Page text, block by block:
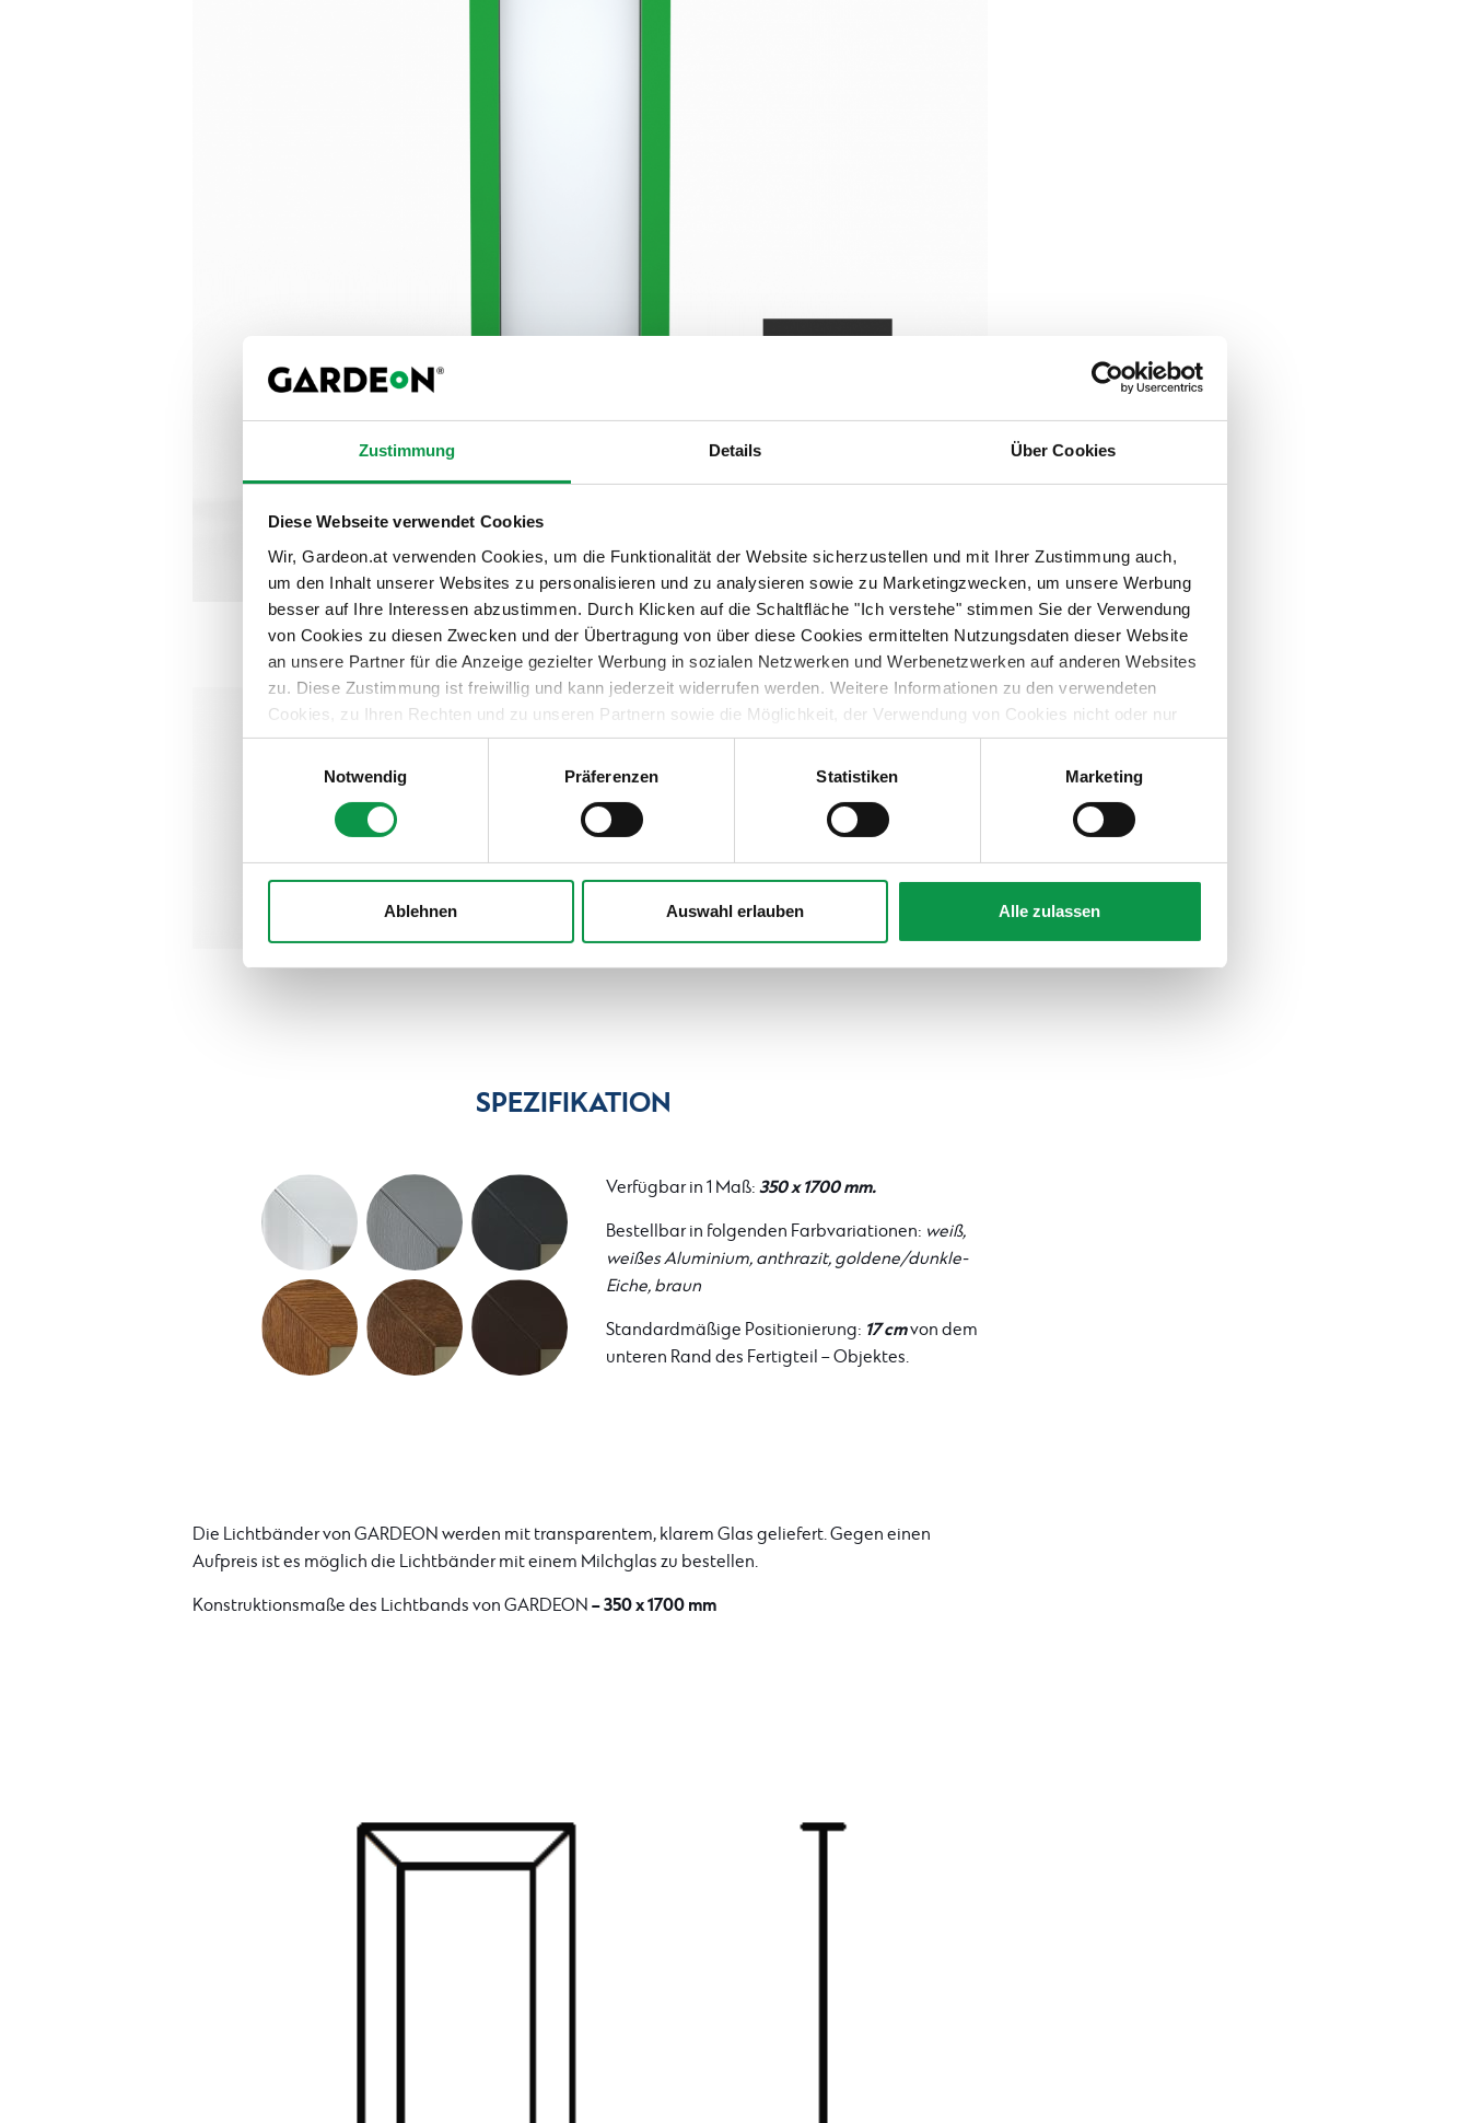
Zustimmung Details Über Cookies
Diese Webseite verwendet Cookies
Wir, Gardeon.at verwenden Cookies, um die Funktionalität der Website sicherzustellen und mit Ihrer Zustimmung auch,
um den Inhalt unserer Websites zu personalisieren und zu analysieren sowie zu Marketingzwecken, um unsere Werbung
besser auf Ihre Interessen abzustimmen. Durch Klicken auf die Schaltfläche "Ich verstehe" stimmen Sie der Verwendung
von Cookies zu diesen Zwecken und der Übertragung von über diese Cookies ermittelten Nutzungsdaten dieser Website
an unsere Partner für die Anzeige gezielter Werbung in sozialen Netzwerken und Werbenetzwerken auf anderen Websites
zu. Diese Zustimmung ist freiwillig und kann jederzeit widerrufen werden. Weitere Informationen zu den verwendeten
Cookies, zu Ihren Rechten und zu unseren Partnern sowie die Möglichkeit, der Verwendung von Cookies nicht oder nur
teilweise zuzustimmen, finden Sie unter dem Link „Detaillierte Einstellungen“.
Notwendig
Präferenzen Statistiken Marketing
Ablehnen Auswahl erlauben Alle zulassen
SPEZIFIKATION
Verfügbar in 1 Maß:350 x 1700 mm.
Bestellbar in folgenden Farbvariationen: weiß,
weißes Aluminium, anthrazit, goldene/dunkle-
Eiche, braun
Standardmäßige Positionierung: 17 cmvon dem
unteren Rand des Fertigteil – Objektes.
Die Lichtbänder von GARDEON werden mit transparentem, klarem Glas geliefert. Gegen einen
Aufpreis ist es möglich die Lichtbänder mit einem Milchglas zu bestellen.
Konstruktionsmaße des Lichtbands von GARDEON – 350 x 1700 mm